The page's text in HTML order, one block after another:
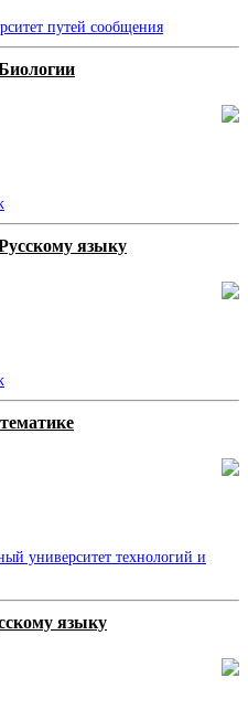
путей сообщения
языку
университет технологий и
языку